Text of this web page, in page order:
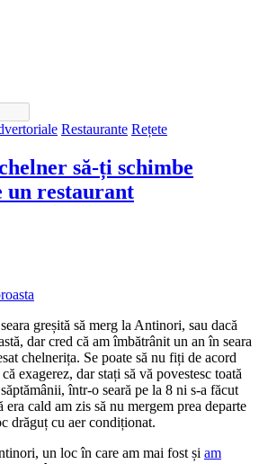
Restaurante Rețete
să-ți schimbe
un restaurant
greșită să merg la Antinori, sau dacă
dar cred că am îmbătrânit un an în seara
chelnerița. Se poate să nu fiți de acord
exagerez, dar stați să vă povestesc toată
într-o seară pe la 8 ni s-a făcut
cald am zis să nu mergem prea departe
drăguț cu aer condiționat.
un loc în care am mai fost și am